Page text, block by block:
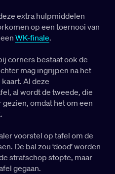
extra hulpmiddelen
op een toernooi van
WK-finale.
corners bestaat ook de
mag ingrijpen na het
Al deze
al wordt de tweede, die
omdat het om een
voorstel op tafel om de
De bal zou ‘dood’ worden
strafschop stopte, maar
gegaan.